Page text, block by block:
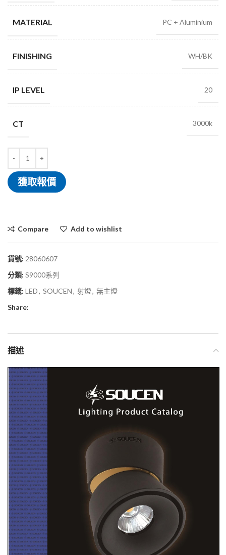
MATERIAL PC + Aluminium
FINISHING WH/BK
IP LEVEL 20
CT 3000k
獲取報價
Compare Add to wishlist
貨號: 28060607
分類: S9000系列
標籤: LED, SOUCEN, 射燈, 無主燈
Share:
描述